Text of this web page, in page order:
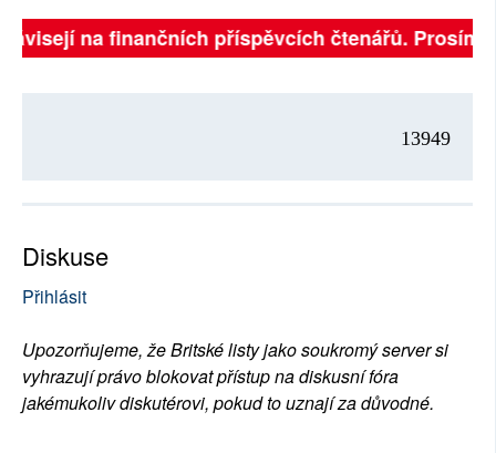
na finančních příspěvcích čtenářů.
13949
Diskuse
Přihlásit
Upozorňujeme, že Britské listy jako soukromý server si
vyhrazují právo blokovat přístup na diskusní fóra
jakémukoliv diskutérovi, pokud to uznají za důvodné.